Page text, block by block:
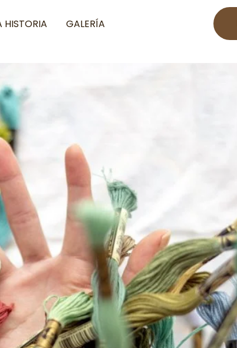
HISTORIA GALERÍA